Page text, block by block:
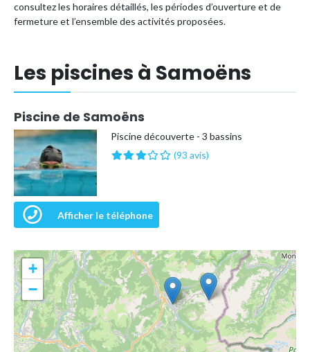
consultez les horaires détaillés, les périodes d’ouverture et de
fermeture et l’ensemble des activités proposées.
Les piscines à Samoëns
Piscine de Samoëns
Piscine découverte - 3 bassins
(93 avis)
Afficher le téléphone
+
−